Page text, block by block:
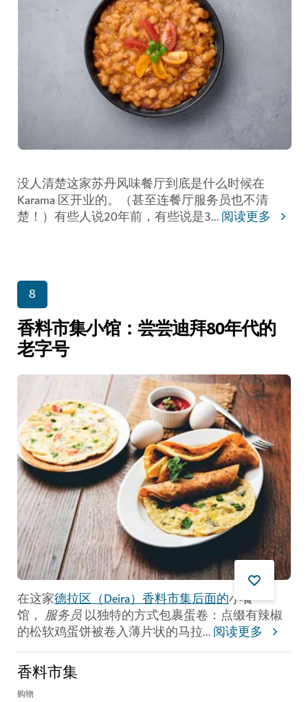
没人清楚这家苏丹风味餐厅到底是什么时候在
Karama 区开业的。（甚至连餐厅服务员也不清
楚！）有些人说20年前，有些说是3...阅读更多
8
香料市集小馆：尝尝迪拜80年代的
老字号
在这家德拉区（Deira）香料市集后面的小餐
馆， 服务员以独特的方式包裹蛋卷：点缀有辣椒
的松软鸡蛋饼被卷入薄片状的马拉...阅读更多
香料市集
购物